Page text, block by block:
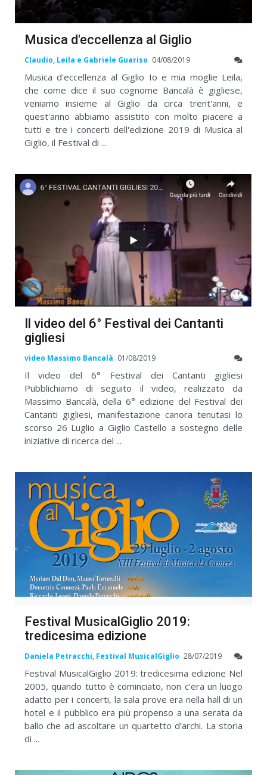
Musica d'eccellenza al Giglio
Claudio, Leila e Gabriele Guariso 04/08/2019
Musica d'eccellenza al Giglio Io e mia moglie Leila,
che come dice il suo cognome Bancalà è gigliese,
veniamo insieme al Giglio da circa trent'anni, e
quest'anno abbiamo assistito con molto piacere a
tutti e tre i concerti dell'edizione 2019 di Musica al
Giglio, il Festival di ...
Il video del 6° Festival dei Cantanti
gigliesi
video Massimo Bancalà 01/08/2019
Il video del 6° Festival dei Cantanti gigliesi
Pubblichiamo di seguito il video, realizzato da
Massimo Bancalà, della 6° edizione del Festival dei
Cantanti gigliesi, manifestazione canora tenutasi lo
scorso 26 Luglio a Giglio Castello a sostegno delle
iniziative di ricerca del ...
Festival MusicalGiglio 2019:
tredicesima edizione
Daniela Petracchi, Festival MusicalGiglio 28/07/2019
Festival MusicalGiglio 2019: tredicesima edizione Nel
2005, quando tutto è cominciato, non c’era un luogo
adatto per i concerti, la sala prove era nella hall di un
hotel e il pubblico era più propenso a una serata da
ballo che ad ascoltare un quartetto d’archi. La storia
di ...